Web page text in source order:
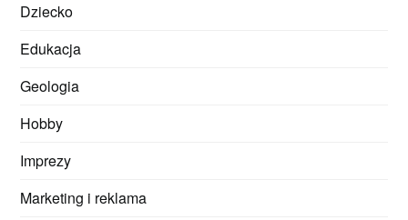
Dziecko
Edukacja
Geologia
Hobby
Imprezy
Marketing i reklama